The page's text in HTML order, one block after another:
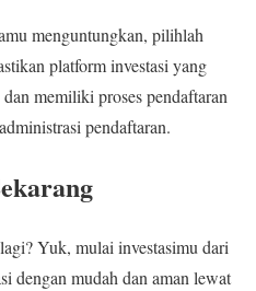
menguntungkan, pilihlah
platform investasi yang
dan memiliki proses pendaftaran
pendaftaran.
Yuk, mulai investasimu dari
dengan mudah dan aman lewat